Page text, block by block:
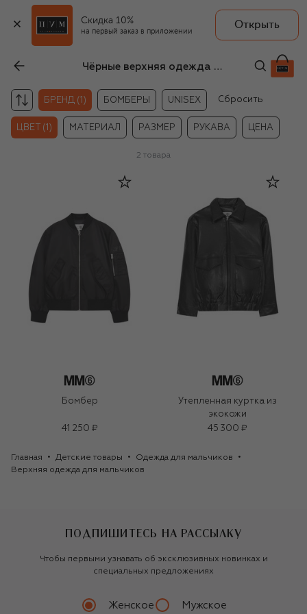
Скидка 10%
на первый заказ в приложении
Открыть
Чёрные верхняя одежда MM6 для мальчиков
БРЕНД (1) БОМБЕРЫ UNISEX Сбросить
ЦВЕТ (1) МАТЕРИАЛ РАЗМЕР РУКАВА ЦЕНА
2 товара
Бомбер
41 250 ₽
Утепленная куртка из
экокожи
45 300 ₽
Главная Детские товары
Одежда для мальчиков
Верхняя одежда для мальчиков
ПОДПИШИТЕСЬ НА РАССЫЛКУ
Чтобы первыми узнавать об эксклюзивных новинках и
специальных предложениях
Женское Мужское